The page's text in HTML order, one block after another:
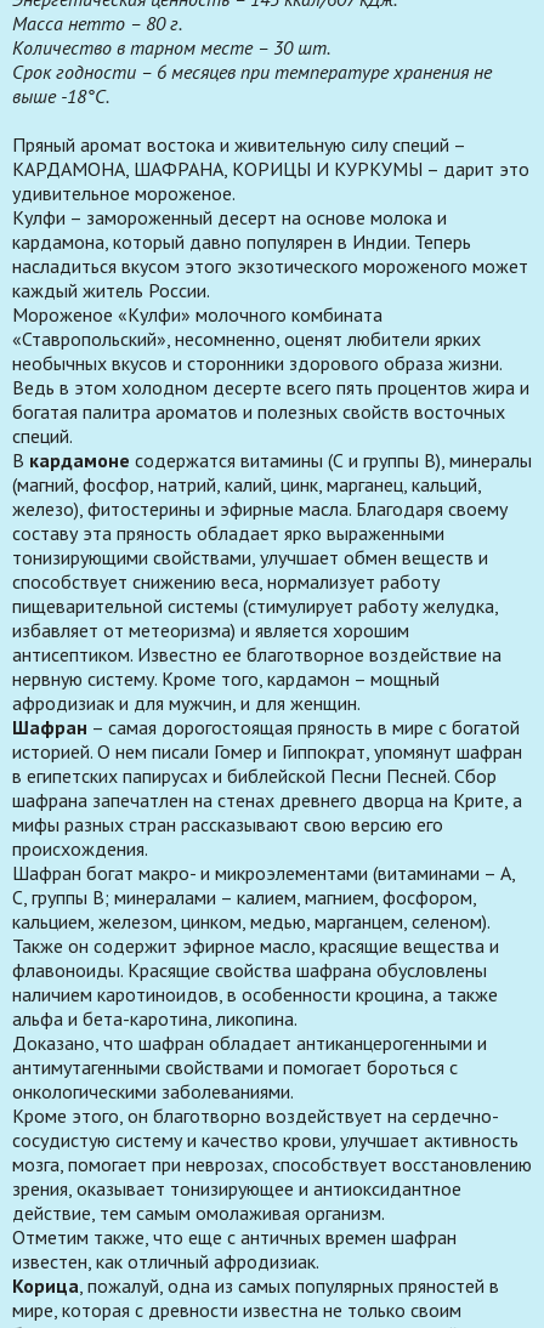
Масса нетто – 80 г.
Количество в тарном месте – 30 шт.
Срок годности – 6 месяцев при температуре хранения не
выше -18°С.
Пряный аромат востока и живительную силу специй –
КАРДАМОНА, ШАФРАНА, КОРИЦЫ И КУРКУМЫ – дарит это
удивительное мороженое.
Кулфи – замороженный десерт на основе молока и
кардамона, который давно популярен в Индии. Теперь
насладиться вкусом этого экзотического мороженого может
каждый житель России.
Мороженое «Кулфи» молочного комбината
«Ставропольский», несомненно, оценят любители ярких
необычных вкусов и сторонники здорового образа жизни.
Ведь в этом холодном десерте всего пять процентов жира и
богатая палитра ароматов и полезных свойств восточных
специй.
В кардамоне содержатся витамины (С и группы В), минералы
(магний, фосфор, натрий, калий, цинк, марганец, кальций,
железо), фитостерины и эфирные масла. Благодаря своему
составу эта пряность обладает ярко выраженными
тонизирующими свойствами, улучшает обмен веществ и
способствует снижению веса, нормализует работу
пищеварительной системы (стимулирует работу желудка,
избавляет от метеоризма) и является хорошим
антисептиком. Известно ее благотворное воздействие на
нервную систему. Кроме того, кардамон – мощный
афродизиак и для мужчин, и для женщин.
Шафран – самая дорогостоящая пряность в мире с богатой
историей. О нем писали Гомер и Гиппократ, упомянут шафран
в египетских папирусах и библейской Песни Песней. Сбор
шафрана запечатлен на стенах древнего дворца на Крите, а
мифы разных стран рассказывают свою версию его
происхождения.
Шафран богат макро- и микроэлементами (витаминами – А,
С, группы В; минералами – калием, магнием, фосфором,
кальцием, железом, цинком, медью, марганцем, селеном).
Также он содержит эфирное масло, красящие вещества и
флавоноиды. Красящие свойства шафрана обусловлены
наличием каротиноидов, в особенности кроцина, а также
альфа и бета-каротина, ликопина.
Доказано, что шафран обладает антиканцерогенными и
антимутагенными свойствами и помогает бороться с
онкологическими заболеваниями.
Кроме этого, он благотворно воздействует на сердечно-
сосудистую систему и качество крови, улучшает активность
мозга, помогает при неврозах, способствует восстановлению
зрения, оказывает тонизирующее и антиоксидантное
действие, тем самым омолаживая организм.
Отметим также, что еще с античных времен шафран
известен, как отличный афродизиак.
Корица , пожалуй, одна из самых популярных пряностей в
мире, которая с древности известна не только своим